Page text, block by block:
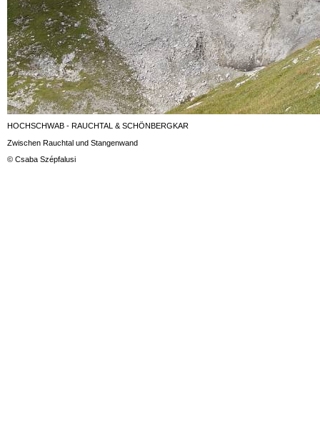
HOCHSCHWAB - RAUCHTAL & SCHÖNBERGKAR
Zwischen Rauchtal und Stangenwand
© Csaba Szépfalusi